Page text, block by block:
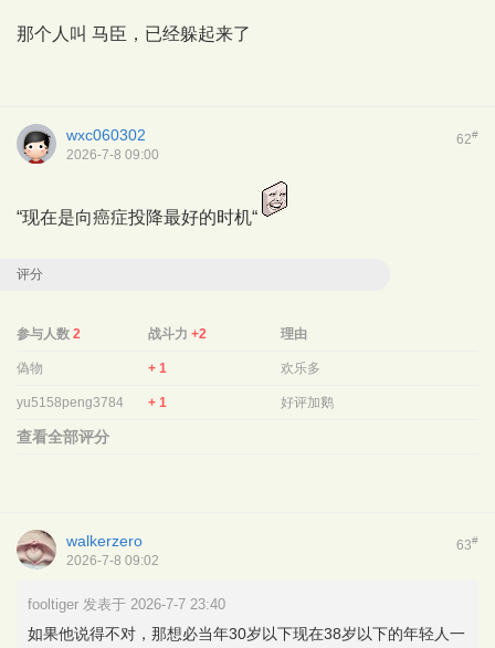
那个人叫 马臣，已经躲起来了
62#
wxc060302
2026-7-8 09:00
“现在是向癌症投降最好的时机“
评分
参与人数 2 战斗力+2 理由
偽物 + 1 欢乐多
yu5158peng3784 + 1 好评加鹅
查看全部评分
63#
walkerzero
2026-7-8 09:02
fooltiger 发表于 2026-7-7 23:40
如果他说得不对，那想必当年30岁以下现在38岁以下的年轻人一